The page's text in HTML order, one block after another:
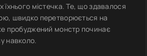
містечка. Те, що здавалося
швидко перетворюється на
пробуджений монстр починає
навколо.